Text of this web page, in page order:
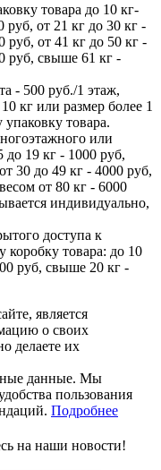
товара до 10 кг-
руб, от 21 кг до 30 кг -
руб, от 41 кг до 50 кг -
руб, свыше 61 кг -
- 500 руб./1 этаж,
кг или размер более 1
товара.
или
до 19 кг - 1000 руб,
30 до 49 кг - 4000 руб,
от 80 кг - 6000
индивидуально,
доступа к
коробку товара: до 10
руб, свыше 20 кг -
является
о своих
делаете их
данные. Мы
пользования
Подробнее
на наши новости!